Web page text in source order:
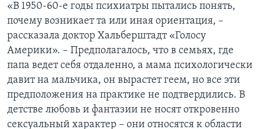
«В 1950-60-е годы психиатры пытались понять,
почему возникает та или иная ориентация, –
рассказала доктор Хальберштадт «Голосу
Америки». – Предполагалось, что в семьях, где
папа ведет себя отдаленно, а мама психологически
давит на мальчика, он вырастет геем, но все эти
предположения на практике не подтвердились. В
детстве любовь и фантазии не носят откровенно
сексуальный характер – они относятся к области